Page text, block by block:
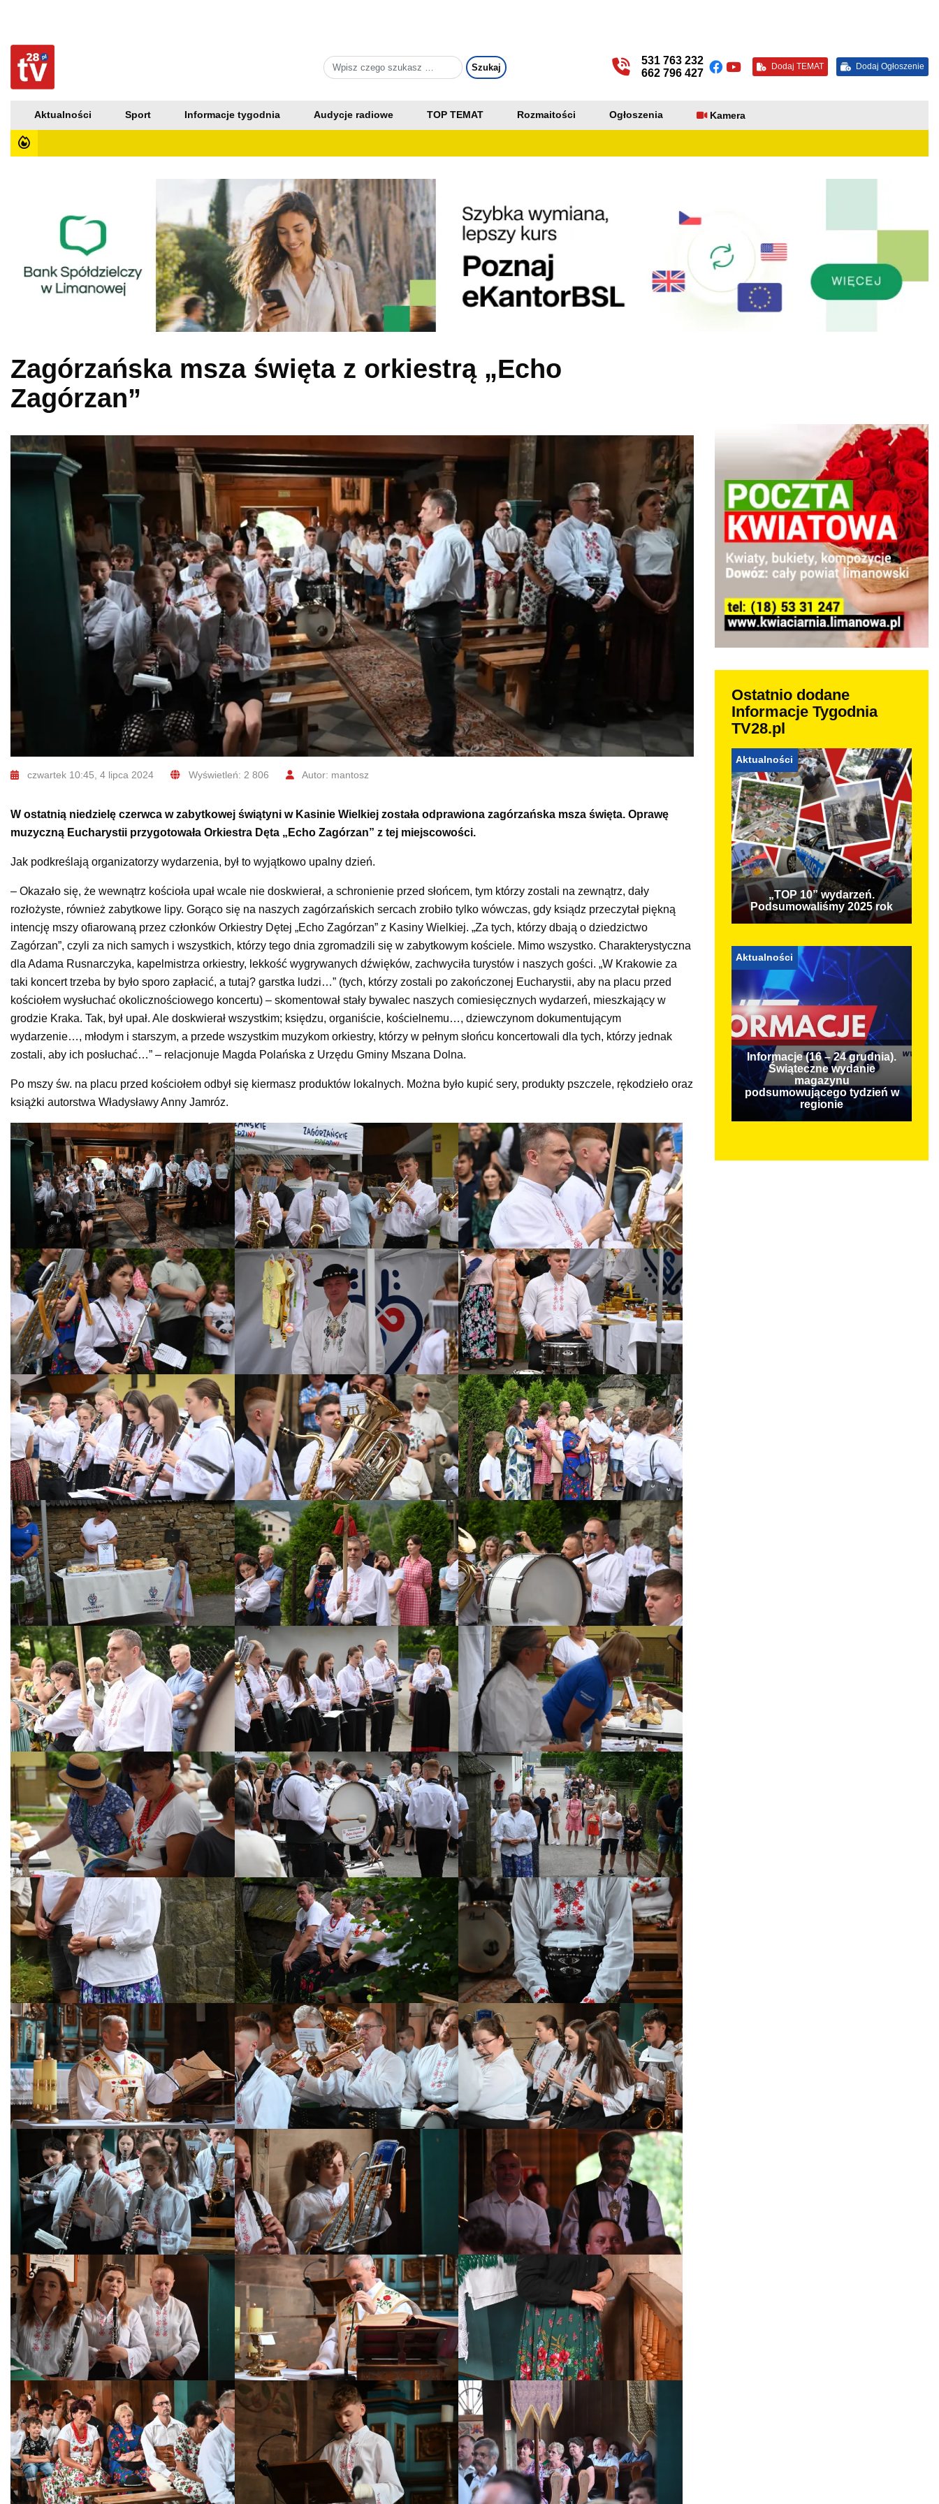
531 763 232
662 796 427
Dodaj TEMAT Dodaj Ogłoszenie
Aktualności Sport Informacje tygodnia Audycje radiowe TOP TEMAT Rozmaitości Ogłoszenia Kamera
Zagórzańska msza święta z orkiestrą „Echo
Zagórzan”
czwartek 10:45, 4 lipca 2024 Wyświetleń: 2 806 Autor: mantosz
W ostatnią niedzielę czerwca w zabytkowej świątyni w Kasinie Wielkiej została odprawiona zagórzańska msza święta. Oprawę
muzyczną Eucharystii przygotowała Orkiestra Dęta „Echo Zagórzan” z tej miejscowości.
Jak podkreślają organizatorzy wydarzenia, był to wyjątkowo upalny dzień.
– Okazało się, że wewnątrz kościoła upał wcale nie doskwierał, a schronienie przed słońcem, tym którzy zostali na zewnątrz, dały
rozłożyste, również zabytkowe lipy. Gorąco się na naszych zagórzańskich sercach zrobiło tylko wówczas, gdy ksiądz przeczytał piękną
intencję mszy ofiarowaną przez członków Orkiestry Dętej „Echo Zagórzan” z Kasiny Wielkiej. „Za tych, którzy dbają o dziedzictwo
Zagórzan”, czyli za nich samych i wszystkich, którzy tego dnia zgromadzili się w zabytkowym kościele. Mimo wszystko. Charakterystyczna
dla Adama Rusnarczyka, kapelmistrza orkiestry, lekkość wygrywanych dźwięków, zachwyciła turystów i naszych gości. „W Krakowie za
taki koncert trzeba by było sporo zapłacić, a tutaj? garstka ludzi…” (tych, którzy zostali po zakończonej Eucharystii, aby na placu przed
kościołem wysłuchać okolicznościowego koncertu) – skomentował stały bywalec naszych comiesięcznych wydarzeń, mieszkający w
grodzie Kraka. Tak, był upał. Ale doskwierał wszystkim; księdzu, organiście, kościelnemu…, dziewczynom dokumentującym
wydarzenie…, młodym i starszym, a przede wszystkim muzykom orkiestry, którzy w pełnym słońcu koncertowali dla tych, którzy jednak
zostali, aby ich posłuchać…” – relacjonuje Magda Polańska z Urzędu Gminy Mszana Dolna.
Po mszy św. na placu przed kościołem odbył się kiermasz produktów lokalnych. Można było kupić sery, produkty pszczele, rękodzieło oraz
książki autorstwa Władysławy Anny Jamróz.
Ostatnio dodane
Informacje Tygodnia
TV28.pl
Aktualności
„TOP 10” wydarzeń.
Podsumowaliśmy 2025 rok
Aktualności
Informacje (16 – 24 grudnia).
Świąteczne wydanie
magazynu
podsumowującego tydzień w
regionie